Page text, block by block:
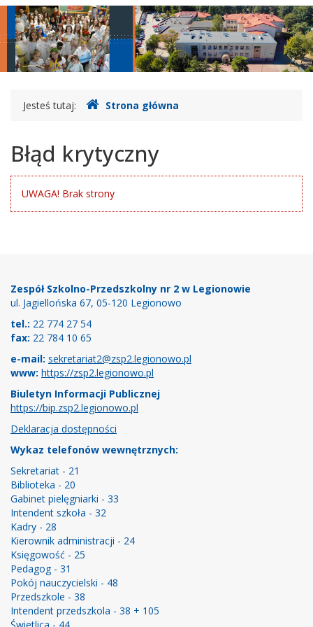
Gdzie
Jesteś tutaj: Strona główna
Błąd krytyczny
UWAGA! Brak strony
Zespół Szkolno-Przedszkolny nr 2 w Legionowie
ul. Jagiellońska 67, 05-120 Legionowo
tel.: 22 774 27 54
fax: 22 784 10 65
e-mail: sekretariat2@zsp2.legionowo.pl
www: https://zsp2.legionowo.pl
Biuletyn Informacji Publicznej
https://bip.zsp2.legionowo.pl
Deklaracja dostępności
Wykaz telefonów wewnętrznych:
Sekretariat - 21
Biblioteka - 20
Gabinet pielęgniarki - 33
Intendent szkoła - 32
Kadry - 28
Kierownik administracji - 24
Księgowość - 25
Pedagog - 31
Pokój nauczycielski - 48
Przedszkole - 38
Intendent przedszkola - 38 + 105